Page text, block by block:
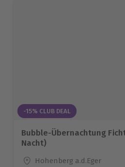
-15% CLUB DEAL
Bubble-Übernachtung
Nacht)
Standort
Hohenberg a.d.Eger